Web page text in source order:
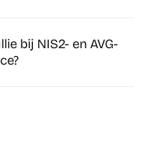
bij NIS2- en AVG-